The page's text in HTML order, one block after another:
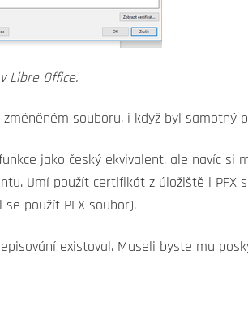
Libre Office.
souboru, i když byl samotný
jako český ekvivalent, ale navíc si
Umí použít certifikát z úložiště i PFX
použít PFX soubor).
existoval. Museli byste mu